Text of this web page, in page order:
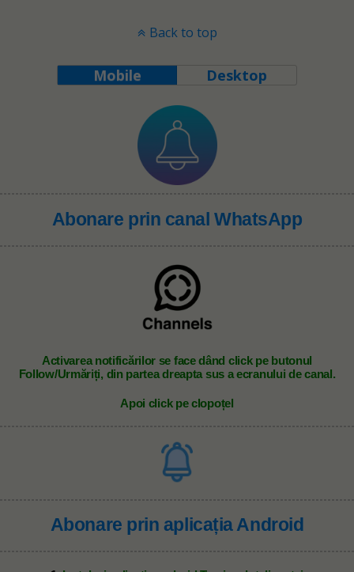
Back to top
Mobile Desktop
Abonare prin canal WhatsApp
Activarea notificărilor se face dând click pe butonul
Follow/Urmăriți, din partea dreapta sus a ecranului de canal.
Apoi click pe clopoțel
Abonare prin aplicația Android